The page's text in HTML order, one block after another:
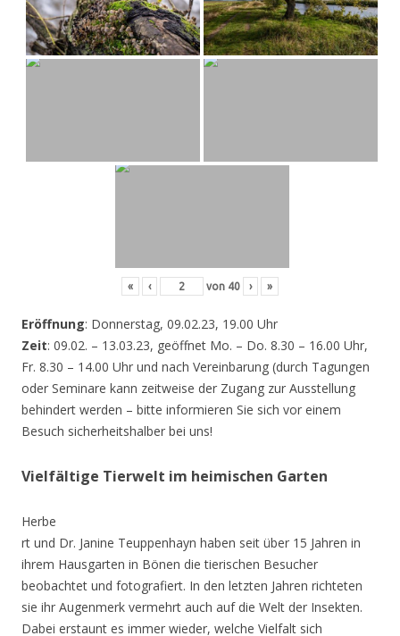
« ‹ von 40 › »
Eröffnung: Donnerstag, 09.02.23, 19.00 Uhr
Zeit: 09.02. – 13.03.23, geöffnet Mo. – Do. 8.30 – 16.00 Uhr,
Fr. 8.30 – 14.00 Uhr und nach Vereinbarung (durch Tagungen
oder Seminare kann zeitweise der Zugang zur Ausstellung
behindert werden – bitte informieren Sie sich vor einem
Besuch sicherheitshalber bei uns!
Vielfältige Tierwelt im heimischen Garten
Herbe
rt und Dr. Janine Teuppenhayn haben seit über 15 Jahren in
ihrem Hausgarten in Bönen die tierischen Besucher
beobachtet und fotografiert. In den letzten Jahren richteten
sie ihr Augenmerk vermehrt auch auf die Welt der Insekten.
Dabei erstaunt es immer wieder, welche Vielfalt sich